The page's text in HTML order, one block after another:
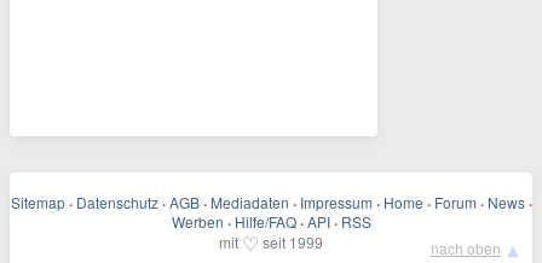
Sitemap · Datenschutz · AGB · Mediadaten · Impressum · Home · Forum · News ·
Werben · Hilfe/FAQ · API · RSS
mit ♡ seit 1999 nach oben ▲